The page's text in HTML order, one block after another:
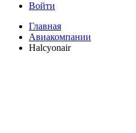
Войти
Главная
Авиакомпании
Halcyonair